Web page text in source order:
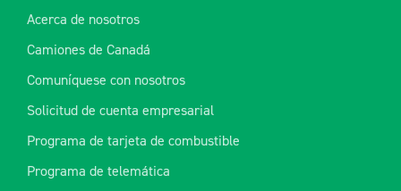
Acerca de nosotros
Camiones de Canadá
Comuníquese con nosotros
Solicitud de cuenta empresarial
Programa de tarjeta de combustible
Programa de telemática